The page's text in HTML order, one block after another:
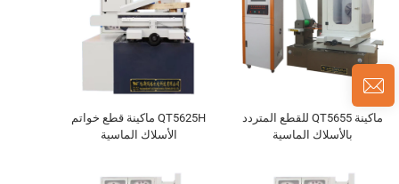
ماكينة QT5655 للقطع المتردد
بالأسلاك الماسية
QT5625H ماكينة قطع خواتم
الأسلاك الماسية